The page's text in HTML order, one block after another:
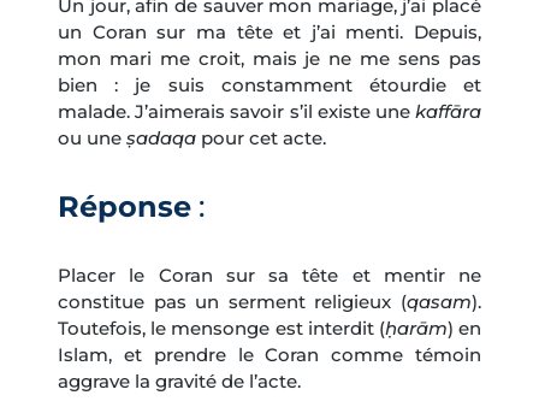
Un jour, afin de sauver mon mariage, j’ai placé
un Coran sur ma tête et j’ai menti. Depuis,
mon mari me croit, mais je ne me sens pas
bien : je suis constamment étourdie et
malade. J’aimerais savoir s’il existe une kaffāra
ou une ṣadaqa pour cet acte.
Réponse :
Placer le Coran sur sa tête et mentir ne
constitue pas un serment religieux (qasam).
Toutefois, le mensonge est interdit (ḥarām) en
Islam, et prendre le Coran comme témoin
aggrave la gravité de l’acte.